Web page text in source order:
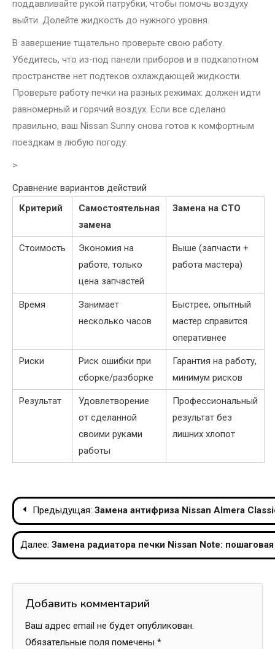
поддавливайте рукой патрубки, чтобы помочь воздуху
выйти. Долейте жидкость до нужного уровня.
В завершение тщательно проверьте свою работу.
Убедитесь, что из-под панели приборов и в подкапотном
пространстве нет подтеков охлаждающей жидкости.
Проверьте работу печки на разных режимах: должен идти
равномерный и горячий воздух. Если все сделано
правильно, ваш Nissan Sunny снова готов к комфортным
поездкам в любую погоду.
>
Сравнение вариантов действий
Критерий
Самостоятельная
замена
Замена на СТО
Стоимость
Экономия на
работе, только
цена запчастей
Выше (запчасти +
работа мастера)
Время
Занимает
несколько часов
Быстрее, опытный
мастер справится
оперативнее
Риски
Риск ошибки при
сборке/разборке
Гарантия на работу,
минимум рисков
Результат
Удовлетворение
от сделанной
своими руками
работы
Профессиональный
результат без
лишних хлопот
Навигация
по
записям
Предыдущая: Замена антифриза Nissan Almera
Далее: Замена радиатора печки Nissan Note:
Добавить комментарий
Ваш адрес email не будет опубликован.
Обязательные поля помечены *